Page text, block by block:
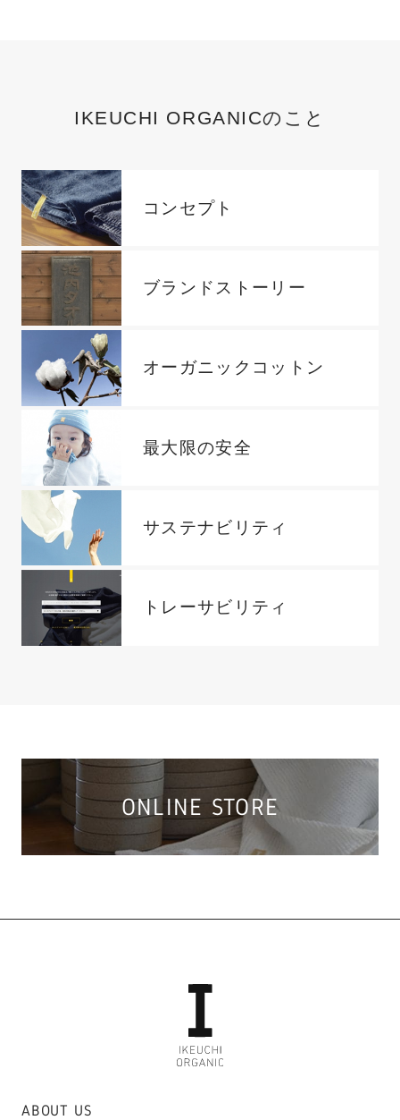
IKEUCHI ORGANICのこと
コンセプト
ブランドストーリー
オーガニックコットン
最大限の安全
サステナビリティ
トレーサビリティ
ONLINE STORE
ABOUT US